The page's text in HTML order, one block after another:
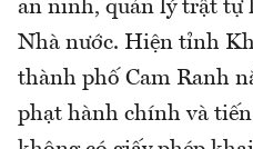
an ninh, quản lý trật tự
Nhà nước. Hiện tỉnh
thành phố Cam Ranh
phạt hành chính và